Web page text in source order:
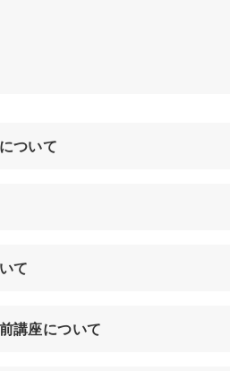
ついて
て
講座について